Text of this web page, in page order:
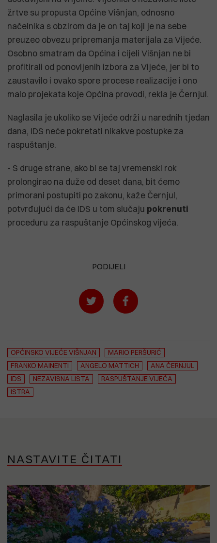
žrtve su propusta Općine Višnjan, odnosno
načelnika s obzirom da je on taj koji je na sebe
preuzeo obvezu pripremanja materijala za Vijeće.
Osobno smatram da Općina i cijeli Višnjan ne bi
profitirali od ponovljenih izbora za Vijeće, jer bi to
zaustavilo i ovako spore procese realizacije i ono
malo projekata koje Općina provodi, rekla je Černjul.
Naglasila je ukoliko se Vijeće održi u narednih tjedan
dana, IDS neće pokretati nikakve postupke za
raspuštanje.
- S druge strane, ako bi se taj vremenski rok
prolongirao na duže od deset dana, bit ćemo
primorani postupiti po zakonu, kaže Černjul,
potvrđujući da će IDS u tom slučaju pokrenuti
proceduru za raspuštanje Općinskog vijeća.
PODIJELI
OPĆINSKO VIJEĆE VIŠNJAN
MARIO PERŠURIĆ
FRANKO MAINENTI
ANGELO MATTICH
ANA ČERNJUL
IDS
NEZAVISNA LISTA
RASPUŠTANJE VIJEĆA
ISTRA
NASTAVITE ČITATI